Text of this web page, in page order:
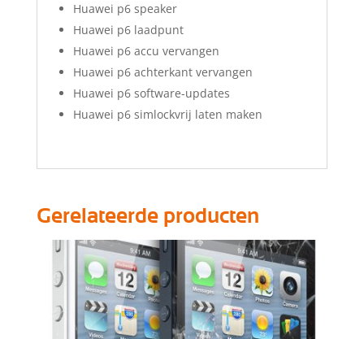
Huawei p6 speaker
Huawei p6 laadpunt
Huawei p6 accu vervangen
Huawei p6 achterkant vervangen
Huawei p6 software-updates
Huawei p6 simlockvrij laten maken
Gerelateerde producten